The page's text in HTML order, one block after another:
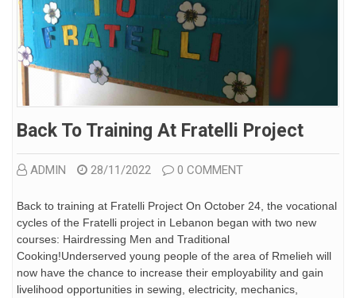
Back To Training At Fratelli Project
ADMIN 28/11/2022 0 COMMENT
Back to training at Fratelli Project On October 24, the vocational
cycles of the Fratelli project in Lebanon began with two new
courses: Hairdressing Men and Traditional
Cooking!Underserved young people of the area of Rmelieh will
now have the chance to increase their employability and gain
livelihood opportunities in sewing, electricity, mechanics,